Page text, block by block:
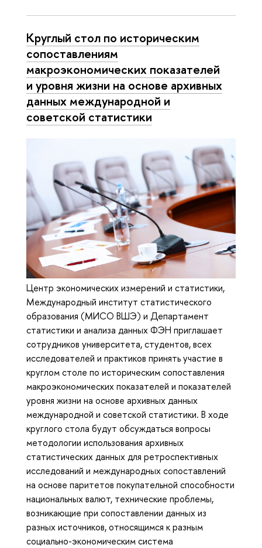
Круглый стол по историческим
сопоставлениям
макроэкономических показателей
и уровня жизни на основе архивных
данных международной и
советской статистики
Центр экономических измерений и статистики,
Международный институт статистического
образования (МИСО ВШЭ) и Департамент
статистики и анализа данных ФЭН приглашает
сотрудников университета, студентов, всех
исследователей и практиков принять участие в
круглом столе по историческим сопоставления
макроэкономических показателей и показателей
уровня жизни на основе архивных данных
международной и советской статистики. В ходе
круглого стола будут обсуждаться вопросы
методологии использования архивных
статистических данных для ретроспективных
исследований и международных сопоставлений
на основе паритетов покупательной способности
национальных валют, технические проблемы,
возникающие при сопоставлении данных из
разных источников, относящимся к разным
социально-экономическим система